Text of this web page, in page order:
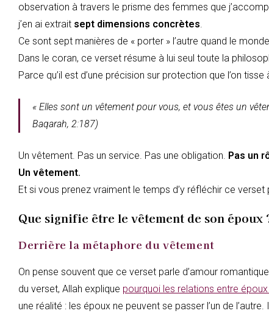
observation à travers le prisme des femmes que
j’en ai extrait sept dimensions concrètes.
Ce sont sept manières de « porter » l’autre quand le
Dans le coran, ce verset résume à lui seul toute la
Parce qu’il est d’une précision sur protection que l’on
« Elles sont un vêtement pour vous, et vous êtes un
Baqarah, 2:187)
Un vêtement. Pas un service. Pas une obligation. Pas un
Un vêtement.
Et si vous prenez vraiment le temps d’y réfléchir ce verset
Que signifie être le vêtement de son époux
Derrière la métaphore du vêtement
On pense souvent que ce verset parle d’amour
du verset, Allah explique pourquoi les relations entre
une réalité : les époux ne peuvent se passer l’un de